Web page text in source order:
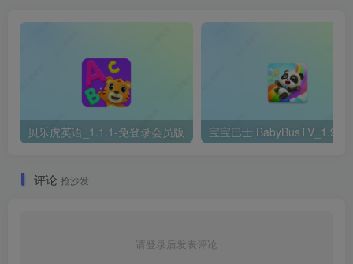
贝乐虎英语_1.1.1-免登录会员版
评论 抢沙发
请登录后发表评论